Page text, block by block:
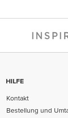
HILFE
Kontakt
Bestellung und